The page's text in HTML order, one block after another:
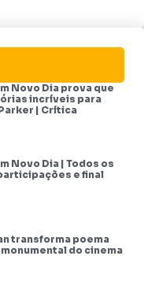
Novo Dia prova que
incríveis para
| Crítica
Novo Dia | Todos os
e final
transforma poema
do cinema